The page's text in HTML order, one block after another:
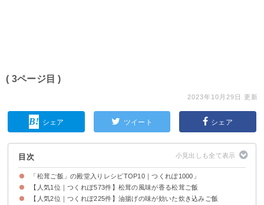
( 3ページ目 )
2023年10月29日 更新
シェア ツイート シェア
目次
「松茸ご飯」の殿堂入りレシピTOP10｜つくれぽ1000」
【人気1位｜つくれぽ573件】松茸の風味が香る松茸ご飯
【人気2位｜つくれぽ225件】油揚げの味が効いた炊き込みご飯